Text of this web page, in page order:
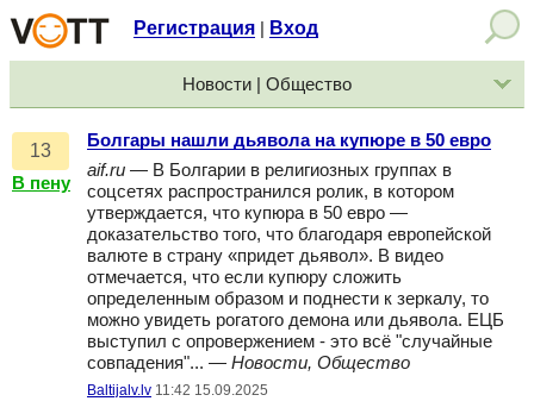
Регистрация Вход
Новости | Общество
13
В пену
Болгары нашли дьявола на купюре в 50 евро
aif.ru — В Болгарии в религиозных группах в
соцсетях распространился ролик, в котором
утверждается, что купюра в 50 евро —
доказательство того, что благодаря европейской
валюте в страну «придет дьявол». В видео
отмечается, что если купюру сложить
определенным образом и поднести к зеркалу, то
можно увидеть рогатого демона или дьявола. ЕЦБ
выступил с опровержением - это всё "случайные
совпадения"... — Новости, Общество
Baltijalv.lv 11:42 15.09.2025